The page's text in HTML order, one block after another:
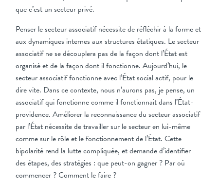
que c’est un secteur privé.
Penser le secteur associatif nécessite de réfléchir à la forme et
aux dynamiques internes aux structures étatiques. Le secteur
associatif ne se découplera pas de la façon dont l’État est
organisé et de la façon dont il fonctionne. Aujourd’hui, le
secteur associatif fonctionne avec l’État social actif, pour le
dire vite. Dans ce contexte, nous n’aurons pas, je pense, un
associatif qui fonctionne comme il fonctionnait dans l’État-
providence. Améliorer la reconnaissance du secteur associatif
par l’État nécessite de travailler sur le secteur en lui-même
comme sur le rôle et le fonctionnement de l’État. Cette
bipolarité rend la lutte compliquée, et demande d’identifier
des étapes, des stratégies : que peut-on gagner ? Par où
commencer ? Comment le faire ?